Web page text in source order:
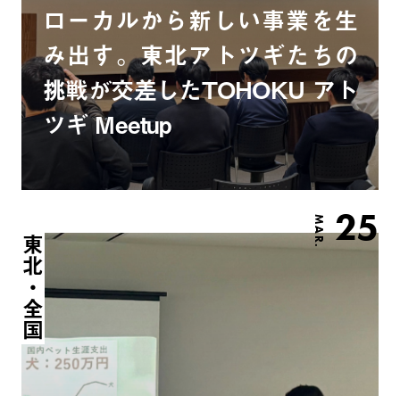
ローカルから新しい事業を生
み出す。東北アトツギたちの
挑戦が交差したTOHOKU アト
ツギ Meetup
MAR. 25
東北・全国